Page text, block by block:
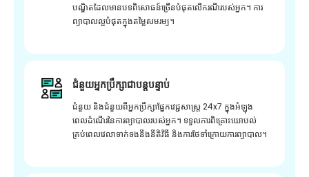
បណ្ឌិតដែលមានបទពិសោធន៍ច្រើនបំផុតលើករណីរបស់អ្នក។ ការ
ព្យាបាលល្អបំផុតក្នុងតម្លៃសមរម្យ។
ជំនួយអ្នកប្រឹក្សាជាបន្តបន្ទាប់
ជំនួយ និងជំនួយពីអ្នកប្រឹក្សាផ្នែកវេជ្ជសាស្រ្ត 24x7 ក្នុងអំឡុង
ពេលដំណើរនៃការព្យាបាលរបស់អ្នក។ ទទួលការពិគ្រោះយោបល់
គ្រប់ពេលវេលាទាក់ទងនឹងនីតិវិធី និងការថែទាំក្រោយការព្យាបាល។